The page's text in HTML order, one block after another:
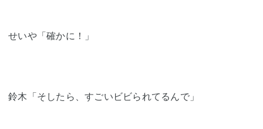
せいや「確かに！」
鈴木「そしたら、すごいビビられてるんで」